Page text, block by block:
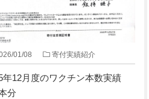
01/08 寄付実績紹介
年12月度のワクチン本数実績
分